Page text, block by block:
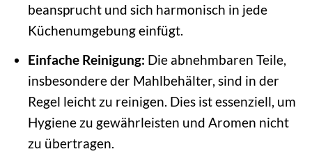
beansprucht und sich harmonisch in jede
Küchenumgebung einfügt.
Einfache Reinigung: Die abnehmbaren Teile,
insbesondere der Mahlbehälter, sind in der
Regel leicht zu reinigen. Dies ist essenziell, um
Hygiene zu gewährleisten und Aromen nicht
zu übertragen.